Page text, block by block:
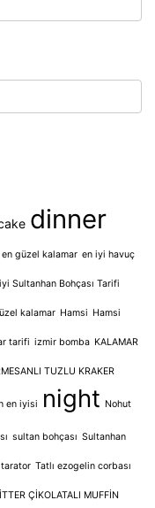
dinner
en güzel kalamar en iyi havuç
Sultanhan Bohçası Tarifi
kalamar Hamsi Hamsi
tarifi izmir bomba KALAMAR
TUZLU KRAKER
en iyisi night Nohut
sultan bohçası Sultanhan
tarator Tatlı ezogelin corbası
ÇİKOLATALI MUFFİN